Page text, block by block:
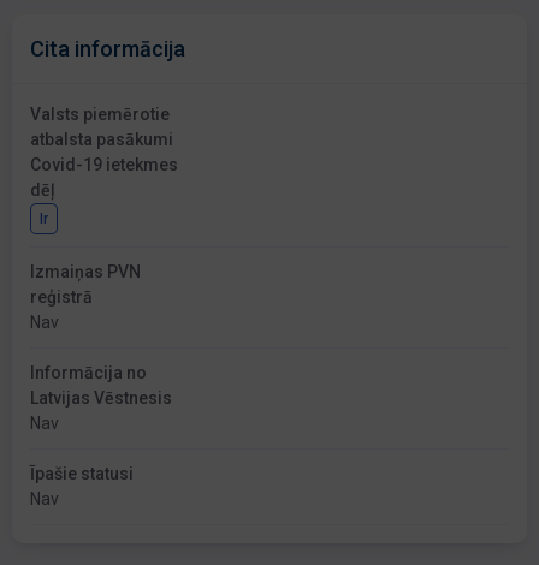
Cita informācija
Valsts piemērotie
atbalsta pasākumi
Covid-19 ietekmes
dēļ
Ir
Izmaiņas PVN
reģistrā
Nav
Informācija no
Latvijas Vēstnesis
Nav
Īpašie statusi
Nav